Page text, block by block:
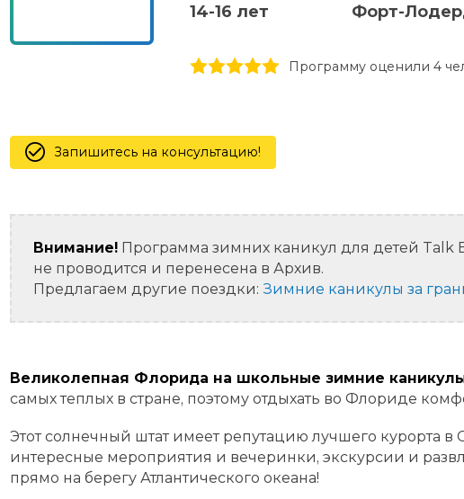
14-16 лет Форт-
5 stars
4 stars
3 stars
2 stars
1 stars Программу оценили 4
Запишитесь на консультацию!
Внимание!Программа зимних каникул для детей Talk
не проводится и перенесена в Архив.
Предлагаем другие поездки: Зимние каникулы за
Великолепная Флорида на школьные зимние
самых теплых в стране, поэтому отдыхать во Флориде
Этот солнечный штат имеет репутацию лучшего курорта в
интересные мероприятия и вечеринки, экскурсии и
прямо на берегу Атлантического океана!